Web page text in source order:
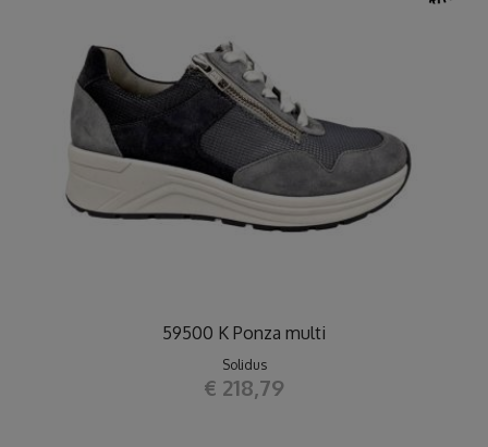
59500 K Ponza multi
Solidus
€ 218,79